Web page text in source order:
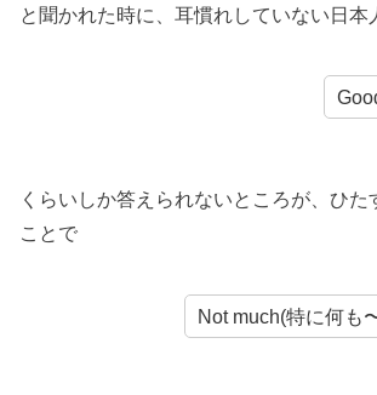
と聞かれた時に、耳慣れしていない日本
くらいしか答えられないところが、ひた
ことで
Not much(特に何も